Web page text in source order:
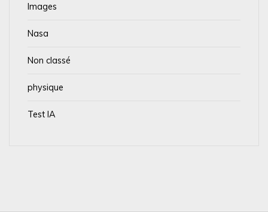
Images
Nasa
Non classé
physique
Test IA